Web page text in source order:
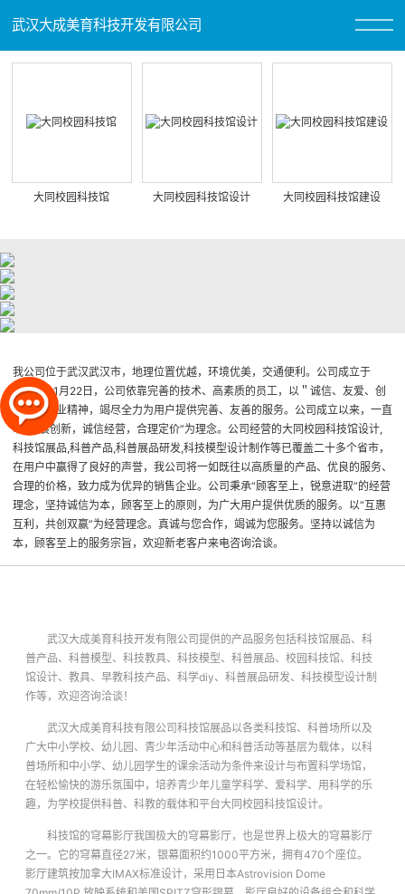
武汉大成美育科技开发有限公司
大同校园科技馆 大同校园科技馆设计 大同校园科技馆建设
我公司位于武汉武汉市，地理位置优越，环境优美，交通便利。公司成立于
2011年11月22日，公司依靠完善的技术、高素质的员工，以＂诚信、友爱、创
新＂的企业精神，竭尽全力为用户提供完善、友善的服务。公司成立以来，一直
以“发展创新，诚信经营，合理定价”为理念。公司经营的大同校园科技馆设计,
科技馆展品,科普产品,科普展品研发,科技模型设计制作等已覆盖二十多个省市，
在用户中赢得了良好的声誉，我公司将一如既往以高质量的产品、优良的服务、
合理的价格，致力成为优异的销售企业。公司秉承“顾客至上，锐意进取”的经营
理念，坚持诚信为本，顾客至上的原则，为广大用户提供优质的服务。以“互惠
互利，共创双赢”为经营理念。真诚与您合作，竭诚为您服务。坚持以诚信为
本，顾客至上的服务宗旨，欢迎新老客户来电咨询洽谈。
武汉大成美育科技开发有限公司提供的产品服务包括科技馆展品、科
普产品、科普模型、科技教具、科技模型、科普展品、校园科技馆、科技
馆设计、教具、早教科技产品、科学diy、科普展品研发、科技模型设计制
作等，欢迎咨询洽谈！
武汉大成美育科技有限公司科技馆展品以各类科技馆、科普场所以及
广大中小学校、幼儿园、青少年活动中心和科普活动等基层为载体，以科
普场所和中小学、幼儿园学生的课余活动为条件来设计与布置科学场馆，
在轻松愉快的游乐氛围中，培养青少年儿童学科学、爱科学、用科学的乐
趣，为学校提供科普、科教的载体和平台大同校园科技馆设计。
科技馆的穹幕影厅我国极大的穹幕影厅，也是世界上极大的穹幕影厅
之一。它的穹幕直径27米，银幕面积约1000平方米，拥有470个座位。
影厅建筑按加拿大IMAX标准设计，采用日本Astrovision Dome